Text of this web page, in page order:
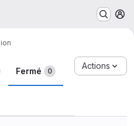
Fermé 0
Actions